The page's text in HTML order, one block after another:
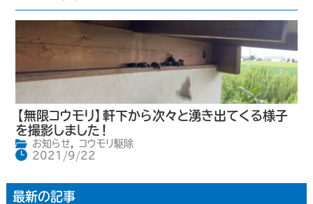
【無限コウモリ】軒下から次々と湧き出てくる様子
を撮影しました！
お知らせ,
コウモリ駆除
2021/9/22
最新の記事